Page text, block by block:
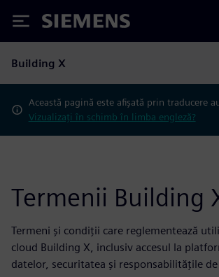
Siemens
Building X
Această pagină este afișată prin traducere
Vizualizați în schimb în limba engleză?
Termenii Building
Termeni și condiții care reglementează
cloud Building X, inclusiv accesul la
datelor, securitatea și responsabilitățile